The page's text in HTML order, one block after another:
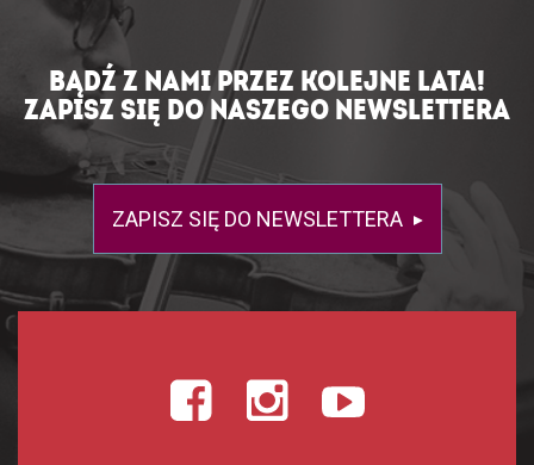
BĄDŹ Z NAMI PRZEZ KOLEJNE LATA!
ZAPISZ SIĘ DO NASZEGO NEWSLETTERA
ZAPISZ SIĘ DO NEWSLETTERA